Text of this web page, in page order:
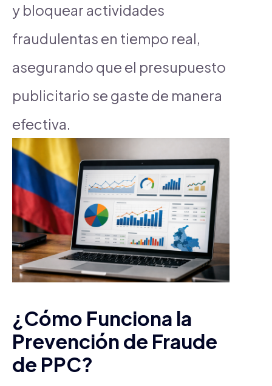
y bloquear actividades
fraudulentas en tiempo real,
asegurando que el presupuesto
publicitario se gaste de manera
efectiva.
¿Cómo Funciona la
Prevención de Fraude
de PPC?